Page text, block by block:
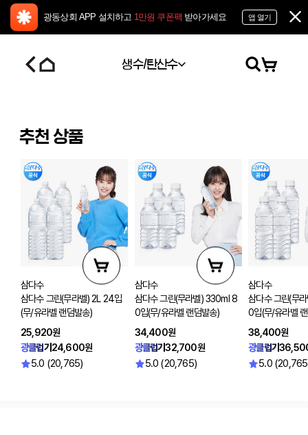
광동상회 APP 설치하고 1만원 쿠폰팩 받아가세요 앱 열기
생수/탄산수
추천 상품
삼다수
삼다수 그린(무라벨) 2L 24입
(무/유라벨 랜덤발송)
25,920원
광클럽가24,600원
5.0 (20,765)
삼다수
삼다수 그린(무라벨) 330ml 8
0입(무/유라벨 랜덤발송)
34,400원
광클럽가32,700원
5.0 (20,765)
삼다수
삼다수 그린(무
0입(무/유라벨
38,400원
광클럽가
5.0